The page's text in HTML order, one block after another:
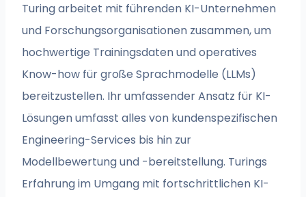
Turing arbeitet mit führenden KI-Unternehmen
und Forschungsorganisationen zusammen, um
hochwertige Trainingsdaten und operatives
Know-how für große Sprachmodelle (LLMs)
bereitzustellen. Ihr umfassender Ansatz für KI-
Lösungen umfasst alles von kundenspezifischen
Engineering-Services bis hin zur
Modellbewertung und -bereitstellung. Turings
Erfahrung im Umgang mit fortschrittlichen KI-